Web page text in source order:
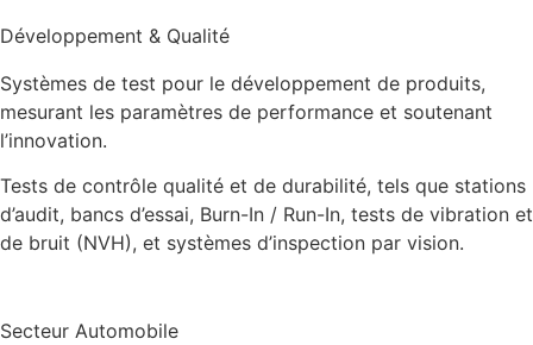
Développement & Qualité
Systèmes de test pour le développement de produits,
mesurant les paramètres de performance et soutenant
l’innovation.
Tests de contrôle qualité et de durabilité, tels que stations
d’audit, bancs d’essai, Burn-In / Run-In, tests de vibration et
de bruit (NVH), et systèmes d’inspection par vision.
Secteur Automobile